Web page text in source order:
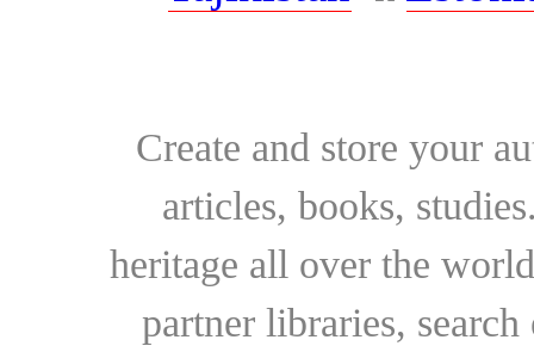
Create and store your
articles, books,
heritage all over the
partner libraries,